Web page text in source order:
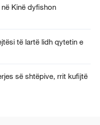
Kinë dyfishon
të lartë lidh qytetin e
së shtëpive, rrit kufijtë